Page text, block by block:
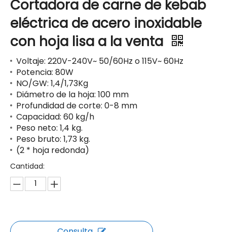
Cortadora de carne de kebab
eléctrica de acero inoxidable
con hoja lisa a la venta
Voltaje: 220V-240V~ 50/60Hz o 115V~ 60Hz
Potencia: 80W
NO/GW: 1,4/1,73Kg
Diámetro de la hoja: 100 mm
Profundidad de corte: 0-8 mm
Capacidad: 60 kg/h
Peso neto: 1,4 kg.
Peso bruto: 1,73 kg.
(2 * hoja redonda)
Cantidad: